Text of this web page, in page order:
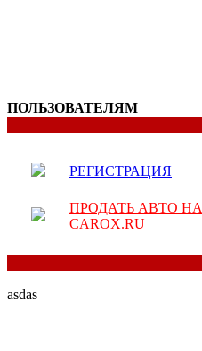
ПОЛЬЗОВАТЕЛЯМ
РЕГИСТРАЦИЯ
ПРОДАТЬ АВТО НА
CAROX.RU
asdas